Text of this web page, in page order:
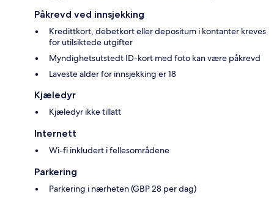
Påkrevd ved innsjekking
Kredittkort, debetkort eller depositum i kontanter kreves
for utilsiktede utgifter
Myndighetsutstedt ID-kort med foto kan være påkrevd
Laveste alder for innsjekking er 18
Kjæledyr
Kjæledyr ikke tillatt
Internett
Wi-fi inkludert i fellesområdene
Parkering
Parkering i nærheten (GBP 28 per dag)